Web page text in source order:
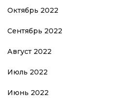
Октябрь 2022
Сентябрь 2022
Август 2022
Июль 2022
Июнь 2022